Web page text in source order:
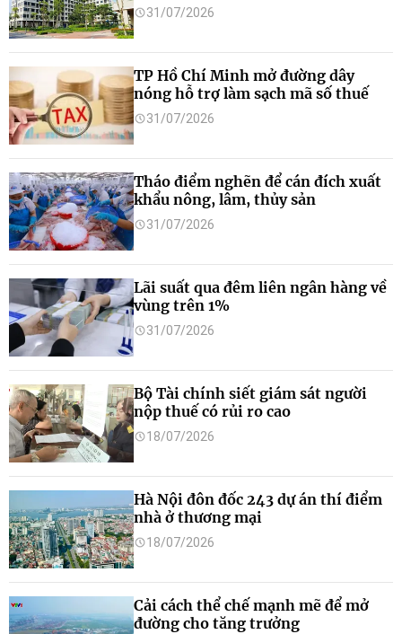
31/07/2026
TP Hồ Chí Minh mở đường dây
nóng hỗ trợ làm sạch mã số thuế
31/07/2026
Tháo điểm nghẽn để cán đích xuất
khẩu nông, lâm, thủy sản
31/07/2026
Lãi suất qua đêm liên ngân hàng về
vùng trên 1%
31/07/2026
Bộ Tài chính siết giám sát người
nộp thuế có rủi ro cao
18/07/2026
Hà Nội đôn đốc 243 dự án thí điểm
nhà ở thương mại
18/07/2026
Cải cách thể chế mạnh mẽ để mở
đường cho tăng trưởng